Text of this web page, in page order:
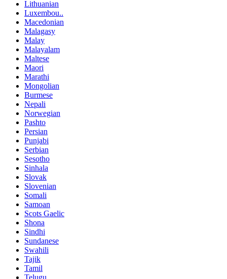
Lithuanian
Luxembou..
Macedonian
Malagasy
Malay
Malayalam
Maltese
Maori
Marathi
Mongolian
Burmese
Nepali
Norwegian
Pashto
Persian
Punjabi
Serbian
Sesotho
Sinhala
Slovak
Slovenian
Somali
Samoan
Scots Gaelic
Shona
Sindhi
Sundanese
Swahili
Tajik
Tamil
Telugu